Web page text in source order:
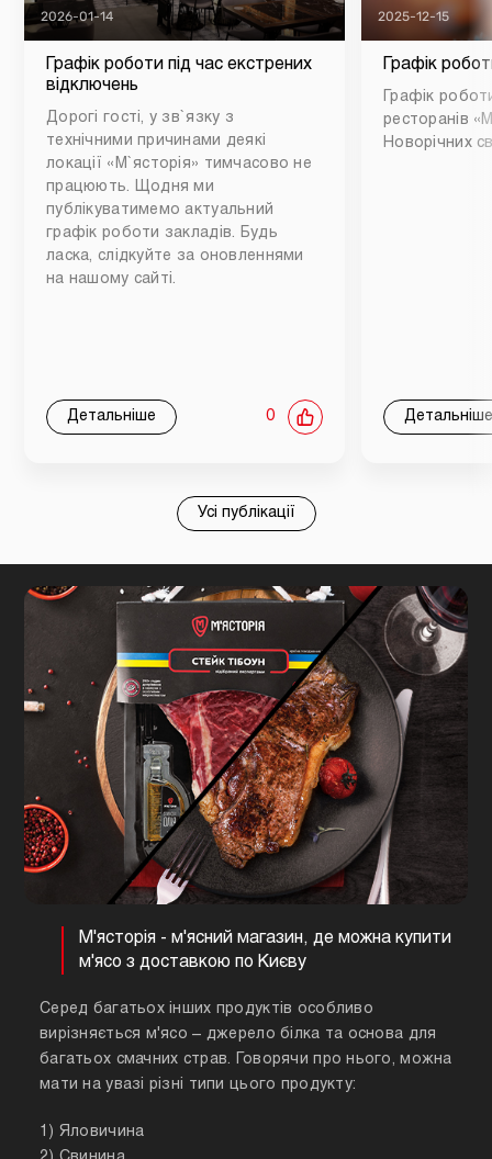
2026-01-14
Графік роботи під час екстрених
відключень
Дорогі гості, у зв`язку з
технічними причинами деякі
локації «М`ясторія» тимчасово не
працюють. Щодня ми
публікуватимемо актуальний
графік роботи закладів. Будь
ласка, слідкуйте за оновленнями
на нашому сайті.
Детальніше 0
2025-12-15
Графік
Графік
ресторанів
Новорічних
Детальніше
Усі публікації
М'ясторія - м'ясний магазин, де можна купити
м'ясо з доставкою по Києву
Серед багатьох інших продуктів особливо
вирізняється м'ясо – джерело білка та основа для
багатьох смачних страв. Говорячи про нього, можна
мати на увазі різні типи цього продукту:
1) Яловичина